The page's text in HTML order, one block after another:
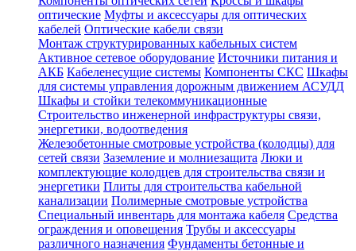
оптические Муфты и аксессуары для оптических
кабелей Оптические кабели связи
Монтаж структурированных кабельных систем
Активное сетевое оборудование Источники питания и
АКБ Кабеленесущие системы Компоненты СКС Шкафы
для системы управления дорожным движением АСУДД
Шкафы и стойки телекоммуникационные
Строительство инженерной инфраструктуры связи,
энергетики, водоотведения
Железобетонные смотровые устройства (колодцы) для
сетей связи Заземление и молниезащита Люки и
комплектующие колодцев для строительства связи и
энергетики Плиты для строительства кабельной
канализации Полимерные смотровые устройства
Специальный инвентарь для монтажа кабеля Средства
ограждения и оповещения Трубы и аксессуары
различного назначения Фундаменты бетонные и